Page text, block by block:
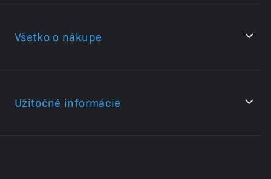
Všetko o nákupe
Užitočné informácie